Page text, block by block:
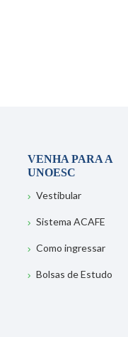
VENHA PARA A
UNOESC
Vestibular
Sistema ACAFE
Como ingressar
Bolsas de Estudo